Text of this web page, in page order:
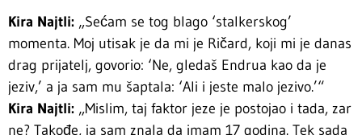
Kira Najtli: „Sećam se tog blago ‘stalkerskog’
momenta. Moj utisak je da mi je Ričard, koji mi je danas
drag prijatelj, govorio: ‘Ne, gledaš Endrua kao da je
jeziv,’ a ja sam mu šaptala: ‘Ali i jeste malo jezivo.’“
Kira Najtli: „Mislim, taj faktor jeze je postojao i tada, zar
ne? Takođe, ja sam znala da imam 17 godina. Tek sada